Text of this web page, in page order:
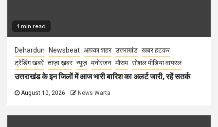
1 min read
Dehardun Newsbeat आपका शहर उत्तराखंड खबर हटकर
ट्रेंडिंग खबरें ताज़ा ख़बर न्यूज़ मनोरंजन मौसम सोशल मीडिया वायरल
उत्तराखंड के इन जिलों में आज भारी बारिश का अलर्ट जारी, रहें सतर्क
August 10, 2026 News Warta